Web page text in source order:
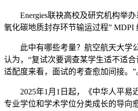
Energies联袂高校及研究机构举办
氧化碳地质封存环节输运过程” MDPI
此中有哪些考量？航空航天大学
认为，“复试次要调查某学生适不适
适配度来看，面试的考查愈加间接。”
2025年1月1日起，《中华人平易近
专业学位和学术学位分类成长的导向